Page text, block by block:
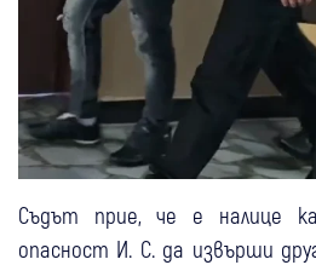
Съдът прие, че е налице
опасност И. С. да извърши